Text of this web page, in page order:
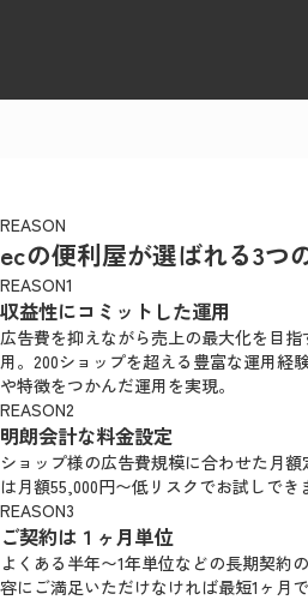
REASON
ecの便利屋が選ばれる3つ
REASON1
収益性にコミットした運用
広告費を抑えながら売上の最大化を目
用。200ショップを超える豊富な運用経
や特徴をつかんだ運用を実現。
REASON2
明朗会計な料金設定
ショップ様の広告費規模に合わせた月
は月額55,000円〜低リスクでお試しでき
REASON3
ご契約は１ヶ月単位
よくある半年〜1年単位などの長期契約
容にご満足いただけなければ最短1ヶ月